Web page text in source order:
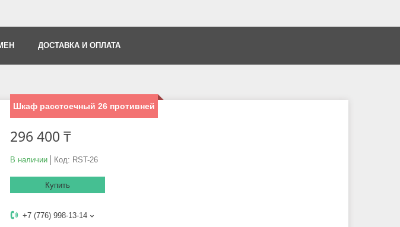
ДОСТАВКА И ОПЛАТА
Шкаф расстоечный 26 противней
296 400 ₸
В наличии Код: RST-26
Купить
+7 (776) 998-13-14